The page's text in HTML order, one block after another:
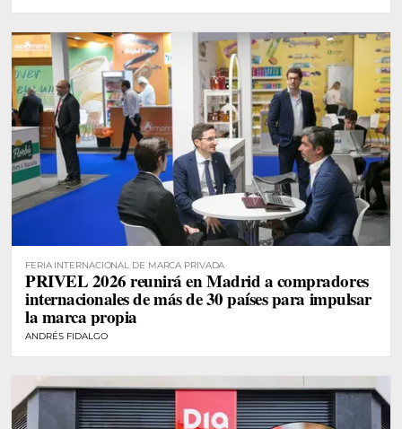
FERIA INTERNACIONAL DE MARCA PRIVADA
PRIVEL 2026 reunirá en Madrid a compradores
internacionales de más de 30 países para impulsar
la marca propia
ANDRÉS FIDALGO